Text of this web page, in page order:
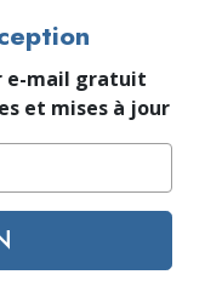
e-mail gratuit
et mises à jour